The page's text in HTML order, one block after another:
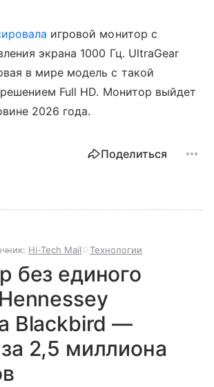
игровой монитор с
экрана 1000 Гц. UltraGear
в мире модель с такой
Full HD. Монитор выйдет
2026 года.
Поделиться
Hi-Tech Mail Технологии
без единого
Blackbird —
2,5 миллиона